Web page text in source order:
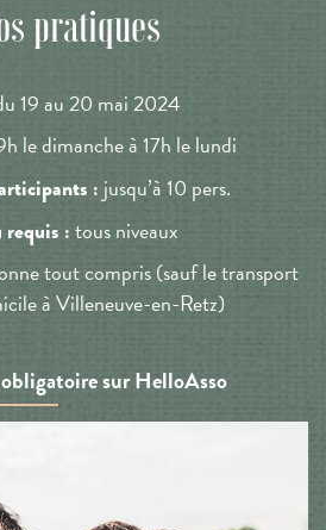
pratiques
19 au 20 mai 2024
le dimanche à 17h le lundi
: jusqu’à 10 pers.
:tous niveaux
tout compris (sauf le transport
à Villeneuve-en-Retz)
sur HelloAsso